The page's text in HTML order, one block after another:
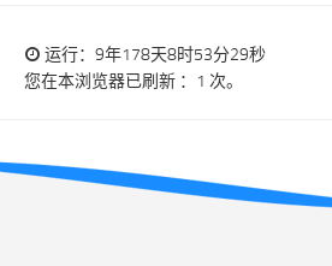
运行：9年178天8时53分29秒
您在本浏览器已刷新 ：1 次。